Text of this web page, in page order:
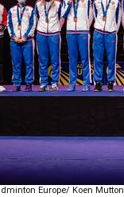
Europe/ Koen Mutton